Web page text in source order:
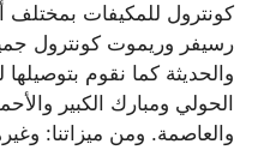
كونترول للمكيفات بمختلف
رسيفر وريموت كونترول
والحديثة كما نقوم
الحولي ومبارك الكبير
والعاصمة. ومن ميزاتنا: